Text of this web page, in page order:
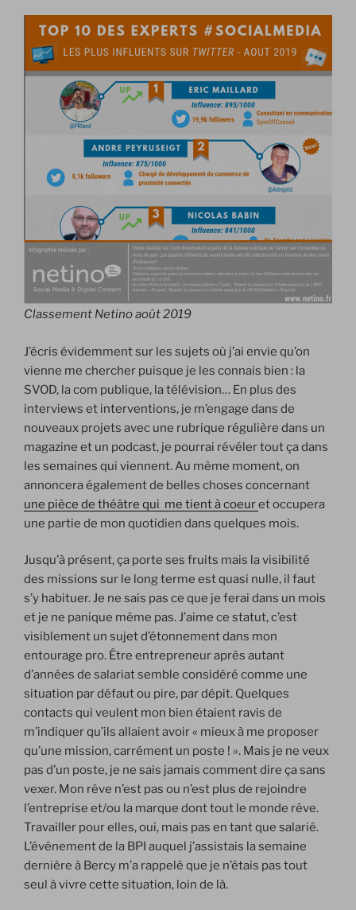
Classement Netino août 2019
J’écris évidemment sur les sujets où j’ai envie qu’on
vienne me chercher puisque je les connais bien : la
SVOD, la com publique, la télévision… En plus des
interviews et interventions, je m’engage dans de
nouveaux projets avec une rubrique régulière dans un
magazine et un podcast, je pourrai révéler tout ça dans
les semaines qui viennent. Au même moment, on
annoncera également de belles choses concernant
une pièce de théâtre qui me tient à coeuret occupera
une partie de mon quotidien dans quelques mois.
Jusqu’à présent, ça porte ses fruits mais la visibilité
des missions sur le long terme est quasi nulle, il faut
s’y habituer. Je ne sais pas ce que je ferai dans un mois
et je ne panique même pas. J’aime ce statut, c’est
visiblement un sujet d’étonnement dans mon
entourage pro. Être entrepreneur après autant
d’années de salariat semble considéré comme une
situation par défaut ou pire, par dépit. Quelques
contacts qui veulent mon bien étaient ravis de
m’indiquer qu’ils allaient avoir « mieux à me proposer
qu’une mission, carrément un poste ! ». Mais je ne veux
pas d’un poste, je ne sais jamais comment dire ça sans
vexer. Mon rêve n’est pas ou n’est plus de rejoindre
l’entreprise et/ou la marque dont tout le monde rêve.
Travailler pour elles, oui, mais pas en tant que salarié.
L’événement de la BPI auquel j’assistais la semaine
dernière à Bercy m’a rappelé que je n’étais pas tout
seul à vivre cette situation, loin de là.